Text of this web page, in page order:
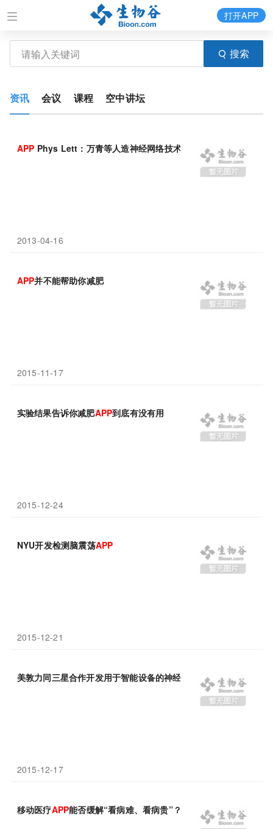
搜索
打开APP
资讯 会议 课程 空中讲坛
APP Phys Lett：万青等人造神经网络技术领域研究获进展
2013-04-16
APP并不能帮助你减肥
2015-11-17
实验结果告诉你减肥APP到底有没有用
2015-12-24
NYU开发检测脑震荡APP
2015-12-21
美敦力同三星合作开发用于智能设备的神经调节可植入 APP
2015-12-17
移动医疗APP能否缓解“看病难、看病贵”？